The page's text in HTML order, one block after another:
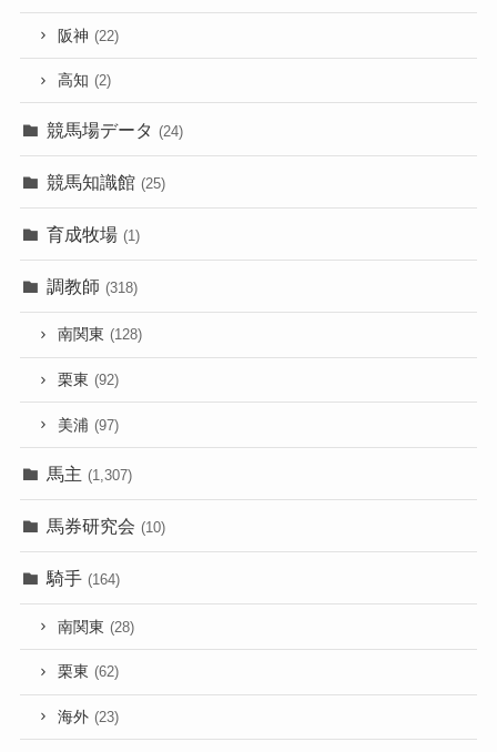
阪神 (22)
高知 (2)
競馬場データ (24)
競馬知識館 (25)
育成牧場 (1)
調教師 (318)
南関東 (128)
栗東 (92)
美浦 (97)
馬主 (1,307)
馬券研究会 (10)
騎手 (164)
南関東 (28)
栗東 (62)
海外 (23)